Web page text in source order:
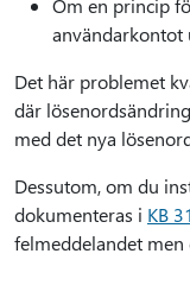
Om en princip
användarkontot
Det här problemet
där
med det nya
Dessutom, om du
dokumenteras i KB
felmeddelandet